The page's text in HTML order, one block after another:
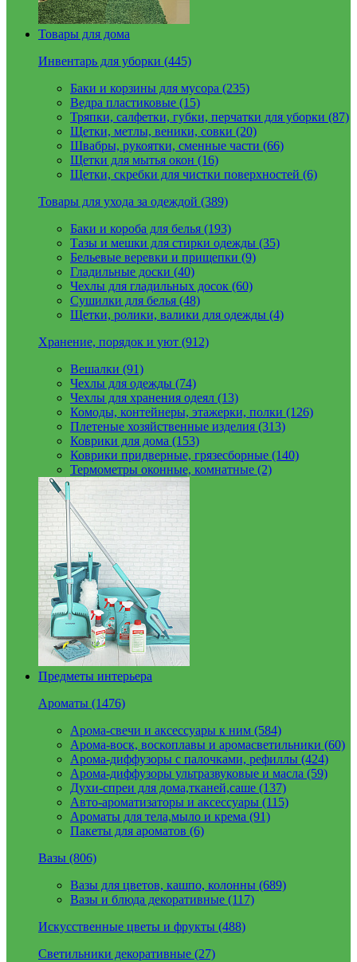
Товары для дома
Инвентарь для уборки (445)
Баки и корзины для мусора (235)
Ведра пластиковые (15)
Тряпки, салфетки, губки, перчатки для уборки (87)
Щетки, метлы, веники, совки (20)
Швабры, рукоятки, сменные части (66)
Щетки для мытья окон (16)
Щетки, скребки для чистки поверхностей (6)
Товары для ухода за одеждой (389)
Баки и короба для белья (193)
Тазы и мешки для стирки одежды (35)
Бельевые веревки и прищепки (9)
Гладильные доски (40)
Чехлы для гладильных досок (60)
Сушилки для белья (48)
Щетки, ролики, валики для одежды (4)
Хранение, порядок и уют (912)
Вешалки (91)
Чехлы для одежды (74)
Чехлы для хранения одеял (13)
Комоды, контейнеры, этажерки, полки (126)
Плетеные хозяйственные изделия (313)
Коврики для дома (153)
Коврики придверные, грязесборные (140)
Термометры оконные, комнатные (2)
Предметы интерьера
Ароматы (1476)
Арома-свечи и аксессуары к ним (584)
Арома-воск, воскоплавы и аромасветильники (60)
Арома-диффузоры с палочками, рефиллы (424)
Арома-диффузоры ультразвуковые и масла (59)
Духи-спреи для дома,тканей,саше (137)
Авто-ароматизаторы и аксессуары (115)
Ароматы для тела,мыло и крема (91)
Пакеты для ароматов (6)
Вазы (806)
Вазы для цветов, кашпо, колонны (689)
Вазы и блюда декоративные (117)
Искусственные цветы и фрукты (488)
Светильники декоративные (27)